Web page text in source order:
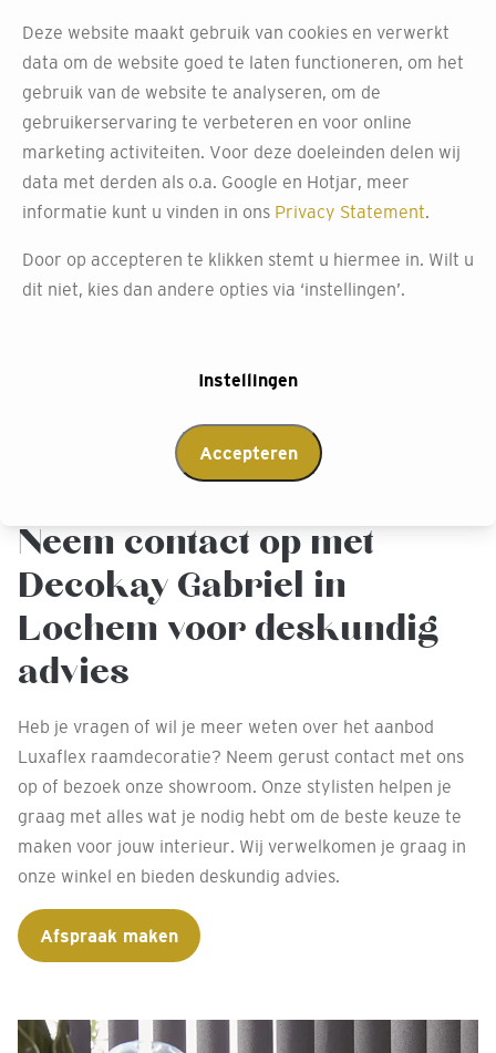
bij Decokay Lochem
Bij Decokay Gabriel maken we het je graag gemakkelijk
met onze professionele inmeetservice. Perfect passende
raamdecoratie begint met nauwkeurige metingen. Maak
gebruik van onze inmeetservice waarbij onze
deskundigen je ramen exact opmeten, zodat je nieuwe
Bezoek onze winkel in Lochem, ontdek alle
Neem contact op met
Decokay Gabriel in
Lochem voor deskundig
advies
Heb je vragen of wil je meer weten over het aanbod
Luxaflex raamdecoratie? Neem gerust contact met ons
op of bezoek onze showroom. Onze stylisten helpen je
graag met alles wat je nodig hebt om de beste keuze te
maken voor jouw interieur. Wij verwelkomen je graag in
onze winkel en bieden deskundig advies.
Afspraak maken
Deze website maakt gebruik van cookies en verwerkt
data om de website goed te laten functioneren, om het
gebruik van de website te analyseren, om de
gebruikerservaring te verbeteren en voor online
marketing activiteiten. Voor deze doeleinden delen wij
data met derden als o.a. Google en Hotjar, meer
informatie kunt u vinden in ons Privacy Statement.
Door op accepteren te klikken stemt u hiermee in. Wilt u
dit niet, kies dan andere opties via ‘instellingen’.
Instellingen
Accepteren